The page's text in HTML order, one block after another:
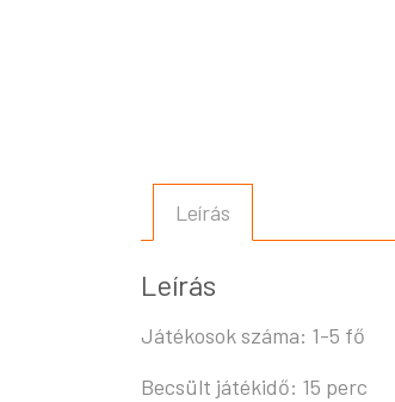
Leírás
Leírás
Játékosok száma: 1-5 fő
Becsült játékidő: 15 perc